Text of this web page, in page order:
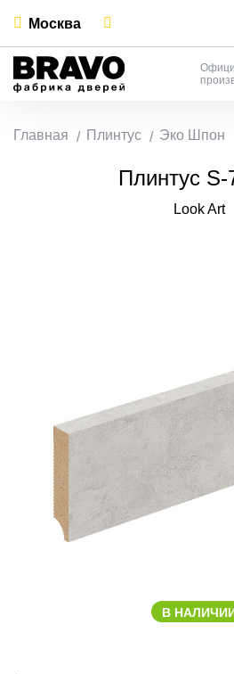
Москва
Главная Плинтус Эко Шпон
Плинтус S-
Look Art
В